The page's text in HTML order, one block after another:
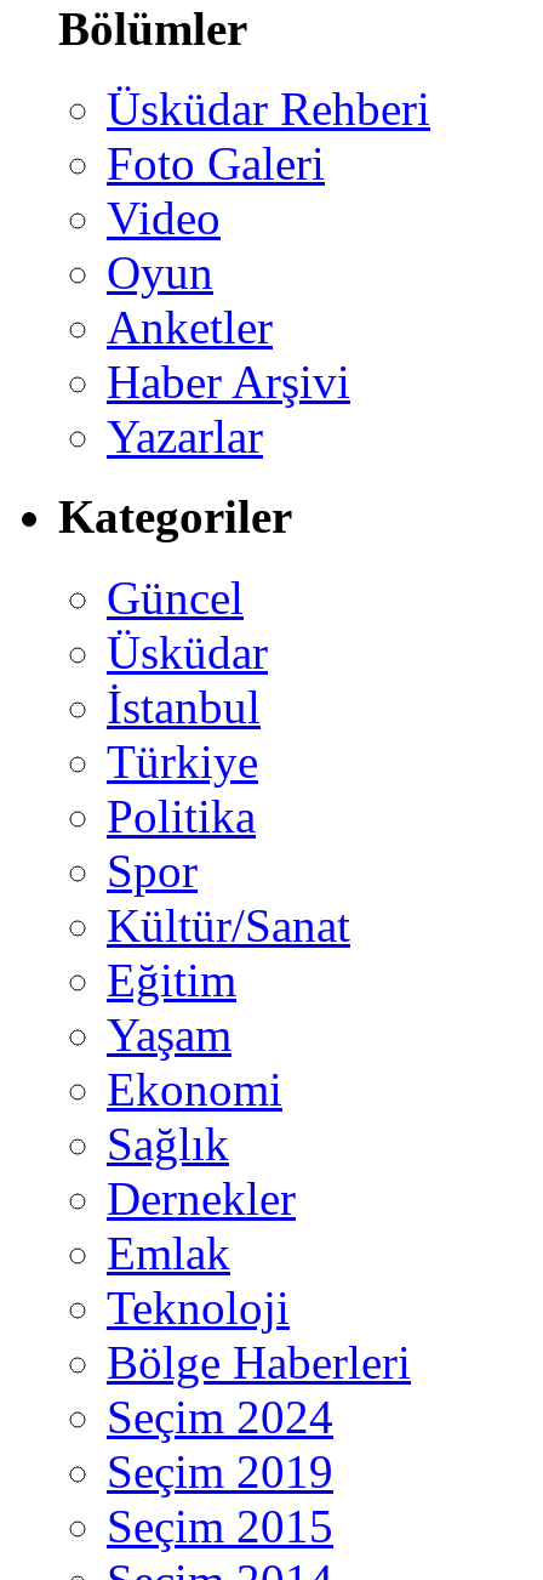
Bölümler
Üsküdar Rehberi
Foto Galeri
Video
Oyun
Anketler
Haber Arşivi
Yazarlar
Kategoriler
Güncel
Üsküdar
İstanbul
Türkiye
Politika
Spor
Kültür/Sanat
Eğitim
Yaşam
Ekonomi
Sağlık
Dernekler
Emlak
Teknoloji
Bölge Haberleri
Seçim 2024
Seçim 2019
Seçim 2015